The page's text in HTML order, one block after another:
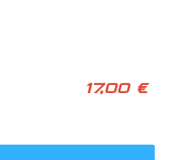
17,00 €